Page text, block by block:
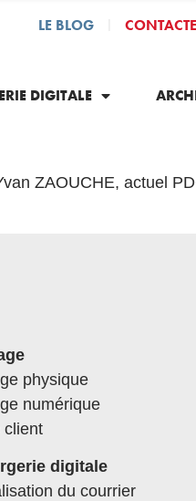
LE BLOG
DIGITALE
ZAOUCHE, actuel
physique
numérique
client
digitale
du courrier